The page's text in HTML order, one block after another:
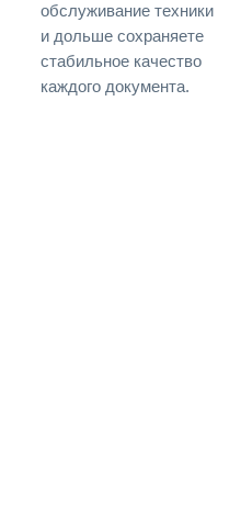
обслуживание техники
и дольше сохраняете
стабильное качество
каждого документа.